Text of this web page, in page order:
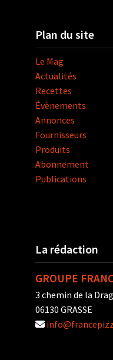
Plan du site
Le Mag
Actualités
Recettes
Évènements
Annonces
Fournisseurs
Produits
Abonnement
Publications
La rédaction
GROUPE
3 chemin de la
06130 GRASSE